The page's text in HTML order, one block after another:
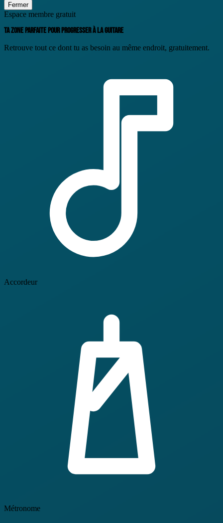
Fermer
Espace membre gratuit
TA ZONE PARFAITE POURPROGRESSERÀ LA GUITARE
Retrouve tout ce dont tu as besoin au même endroit, gratuitement.
Accordeur
Métronome